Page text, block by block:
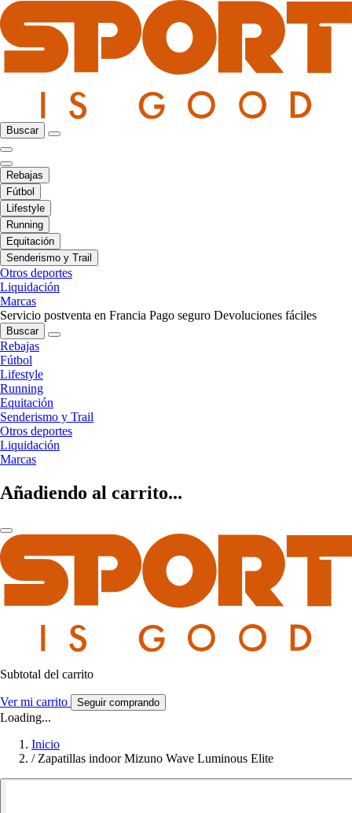
Buscar
Rebajas
Fútbol
Lifestyle
Running
Equitación
Senderismo y Trail
Otros deportes
Liquidación
Marcas
Servicio postventa en Francia Pago seguro Devoluciones fáciles
Buscar
Rebajas
Fútbol
Lifestyle
Running
Equitación
Senderismo y Trail
Otros deportes
Liquidación
Marcas
Añadiendo al carrito...
Subtotal del carrito
Ver mi carrito Seguir comprando
Loading...
Inicio
/ Zapatillas indoor Mizuno Wave Luminous Elite